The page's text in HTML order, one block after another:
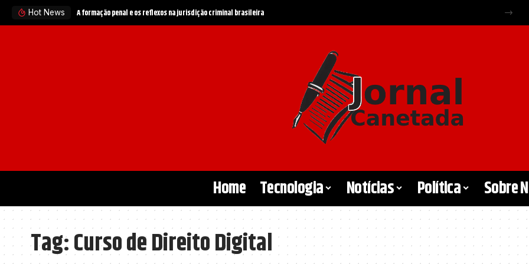
Hot News A formação penal e os reflexos na jurisdição criminal brasileira
Home Tecnologia Notícias Política Sobre
Tag:Curso de Direito Digital